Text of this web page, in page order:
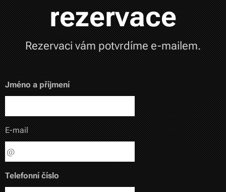
rezervace
Rezervaci vám potvrdíme e-mailem.
Jméno a příjmení
E-mail
Telefonní číslo